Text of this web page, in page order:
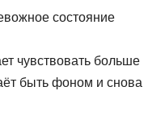
состояние
чувствовать больше
быть фоном и снова